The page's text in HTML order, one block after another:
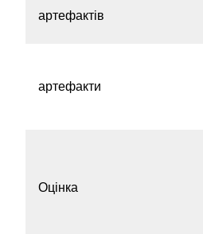
артефактів
артефакти
Оцінка